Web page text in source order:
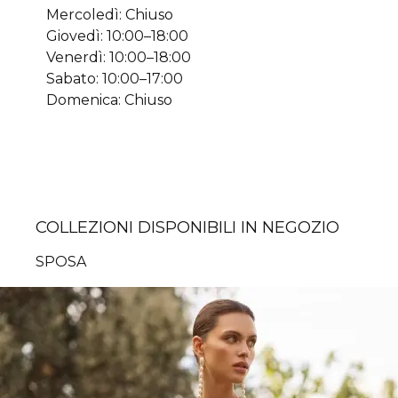
Mercoledì: Chiuso
Giovedì: 10:00–18:00
Venerdì: 10:00–18:00
Sabato: 10:00–17:00
Domenica: Chiuso
COLLEZIONI DISPONIBILI IN NEGOZIO
SPOSA